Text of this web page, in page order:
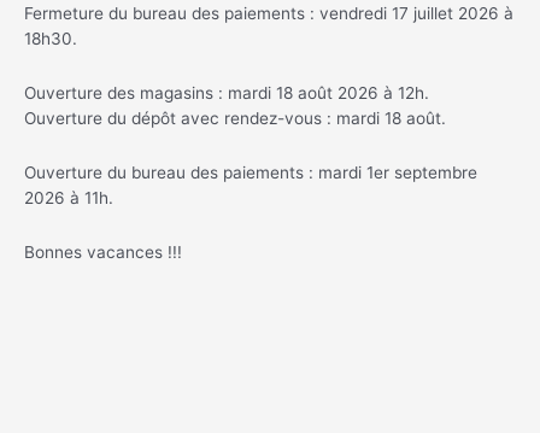
Fermeture du bureau des paiements : vendredi 17 juillet 2026 à
18h30.
Ouverture des magasins : mardi 18 août 2026 à 12h.
Ouverture du dépôt avec rendez-vous : mardi 18 août.
Ouverture du bureau des paiements : mardi 1er septembre
2026 à 11h.
Bonnes vacances !!!